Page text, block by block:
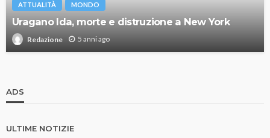
ATTUALITÀ MONDO
Uragano Ida, morte e distruzione a New York
Redazione 5 anni ago
ADS
ULTIME NOTIZIE